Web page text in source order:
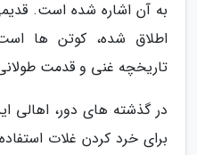
به آن اشاره شده است.
اطلاق شده، کوتن ها
تاریخچه غنی و قدمت
در گذشته های دور، اهالی
برای خرد کردن غلات